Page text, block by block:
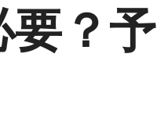
要？予